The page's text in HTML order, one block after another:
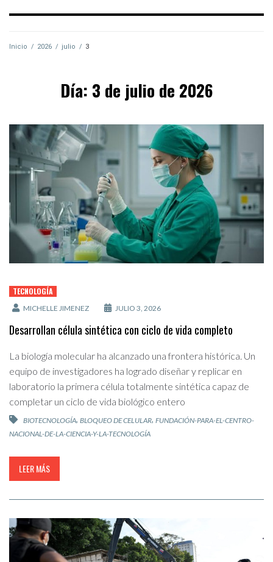
Inicio / 2026 / julio / 3
Día: 3 de julio de 2026
TECNOLOGÍA
MICHELLE JIMENEZ JULIO 3, 2026
Desarrollan célula sintética con ciclo de vida completo
La biología molecular ha alcanzado una frontera histórica. Un
equipo de investigadores ha logrado diseñar y replicar en
laboratorio la primera célula totalmente sintética capaz de
completar un ciclo de vida biológico entero
BIOTECNOLOGÍA, BLOQUEO DE CELULAR, FUNDACIÓN-PARA-EL-CENTRO-
NACIONAL-DE-LA-CIENCIA-Y-LA-TECNOLOGÍA
LEER MÁS